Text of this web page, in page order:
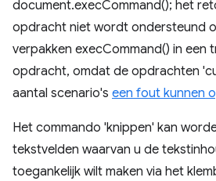
document.execCommand(); het
opdracht niet wordt ondersteund
verpakken execCommand() in
opdracht, omdat de opdrachten
aantal scenario's een fout kunnen
Het commando 'knippen' kan
tekstvelden waarvan u de
toegankelijk wilt maken via het